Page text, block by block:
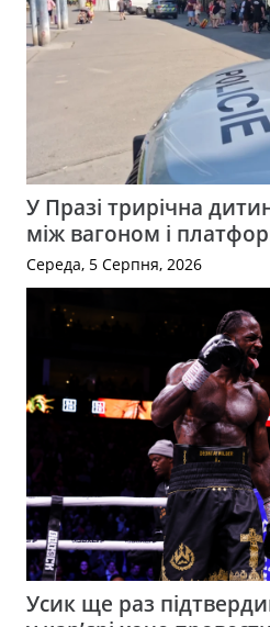
У Празі трирічна
між вагоном і
Середа, 5 Серпня, 2026
Усик ще раз